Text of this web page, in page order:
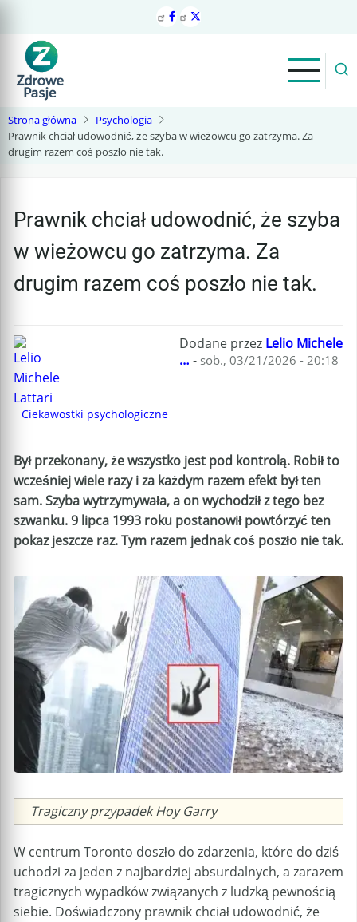
treści
Strona główna
Psychologia
Prawnik chciał udowodnić, że szyba w wieżowcu go zatrzyma. Za
drugim razem coś poszło nie tak.
Prawnik chciał udowodnić, że szyba
w wieżowcu go zatrzyma. Za
drugim razem coś poszło nie tak.
Dodane przez Lelio Michele
… - sob., 03/21/2026 - 20:18
Ciekawostki psychologiczne
Był przekonany, że wszystko jest pod kontrolą. Robił to
wcześniej wiele razy i za każdym razem efekt był ten
sam. Szyba wytrzymywała, a on wychodził z tego bez
szwanku. 9 lipca 1993 roku postanowił powtórzyć ten
pokaz jeszcze raz. Tym razem jednak coś poszło nie tak.
Caption
Tragiczny przypadek Hoy Garry
W centrum Toronto doszło do zdarzenia, które do dziś
uchodzi za jeden z najbardziej absurdalnych, a zarazem
tragicznych wypadków związanych z ludzką pewnością
siebie. Doświadczony prawnik chciał udowodnić, że